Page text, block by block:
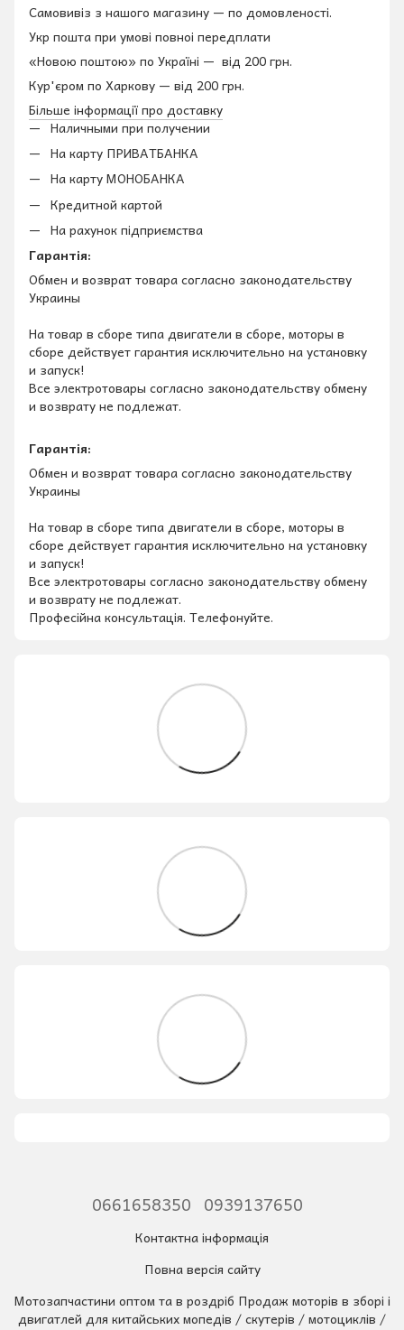
Самовивіз з нашого магазину — по домовленості.
Укр пошта при умові повноі передплати
«Новою поштою» по Україні — від 200 грн.
Кур'єром по Харкову — від 200 грн.
Більше інформації про доставку
Наличными при получении
На карту ПРИВАТБАНКА
На карту МОНОБАНКА
Кредитной картой
На рахунок підприємства
Гарантія:
Обмен и возврат товара согласно законодательству
Украины
На товар в сборе типа двигатели в сборе, моторы в
сборе действует гарантия исключительно на установку
и запуск!
Все электротовары согласно законодательству обмену
и возврату не подлежат.
Гарантія:
Обмен и возврат товара согласно законодательству
Украины
На товар в сборе типа двигатели в сборе, моторы в
сборе действует гарантия исключительно на установку
и запуск!
Все электротовары согласно законодательству обмену
и возврату не подлежат.
Професійна консультація. Телефонуйте.
0661658350 0939137650
Контактна інформація
Повна версія сайту
Мотозапчастини оптом та в роздріб Продаж моторів в зборі і
двигатлей для китайських мопедів / скутерів / мотоциклів /